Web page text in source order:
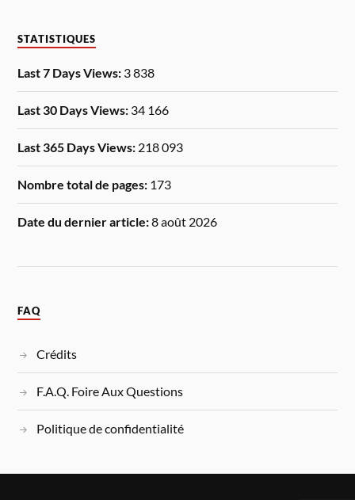
STATISTIQUES
Last 7 Days Views: 3 838
Last 30 Days Views: 34 166
Last 365 Days Views: 218 093
Nombre total de pages: 173
Date du dernier article:8 août 2026
FAQ
Crédits
F.A.Q. Foire Aux Questions
Politique de confidentialité